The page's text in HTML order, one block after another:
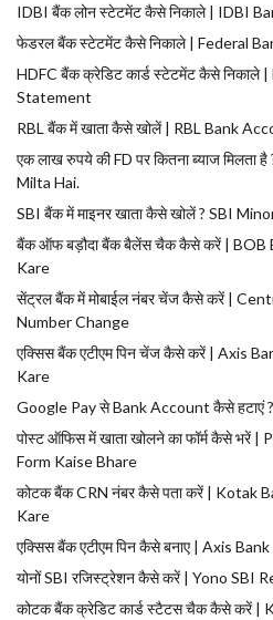
IDBI बैंक लोन स्टेटमेंट कैसे निकाले | IDBI
फेडरल बैंक स्टेटमेंट कैसे निकाले | Federal
HDFC बैंक क्रेडिट कार्ड स्टेटमेंट कैसे निकाले
Statement
RBL बैंक में खाता कैसे खोलें | RBL Bank
एक लाख रुपये की FD पर कितना ब्याज
Milta Hai.
SBI बैंक में माइनर खाता कैसे खोलें ? SBI
बैंक ऑफ बड़ौदा बैंक बैलेंस चैक कैसे करें | BOB
Kare
सेंट्रल बैंक में मोबाईल नंबर चेंज कैसे करें |
Number Change
एक्सिस बैंक एटीएम पिन चेंज कैसे करें | Axis
Kare
Google Pay से Bank Account कैसे हटाएं
पोस्ट ऑफिस में खाता खोलने का फॉर्म कैसे
Form Kaise Bhare
कोटक बैंक CRN नंबर कैसे पता करें | Kotak
Kare
एक्सिस बैंक एटीएम पिन कैसे बनाए | Axis
योनों SBI रजिस्ट्रेशन कैसे करें | Yono SBI
कोटक बैंक क्रेडिट कार्ड स्टैटस चैक कैसे करें